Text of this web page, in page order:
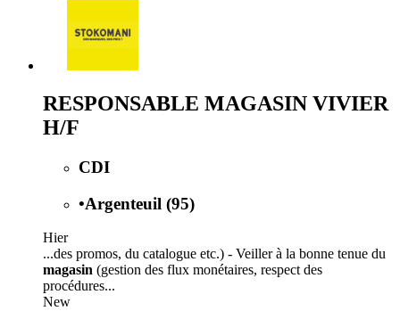
RESPONSABLE MAGASIN VIVIER
H/F
CDI
•Argenteuil (95)
Hier
...des promos, du catalogue etc.) - Veiller à la bonne tenue du
magasin (gestion des flux monétaires, respect des
procédures...
New